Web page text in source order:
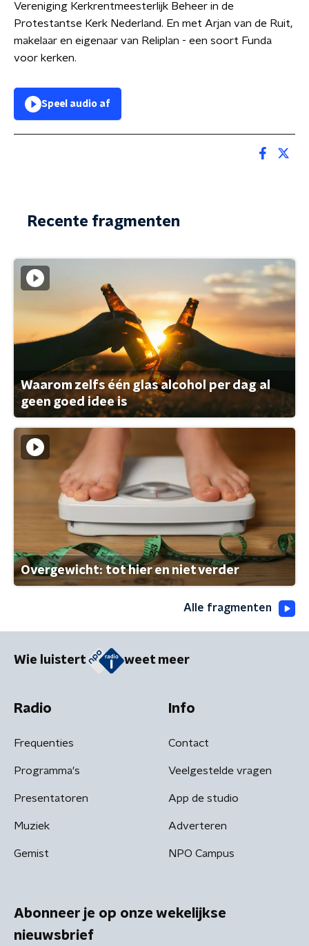
Vereniging Kerkrentmeesterlijk Beheer in de
Protestantse Kerk Nederland. En met Arjan van de Ruit,
makelaar en eigenaar van Reliplan - een soort Funda
voor kerken.
Speel audio af
Recente fragmenten
Waarom zelfs één glas alcohol per dag al
geen goed idee is
Overgewicht: tot hier en niet verder
Alle fragmenten
Wie luistert weet meer
Radio
Frequenties
Programma's
Presentatoren
Muziek
Gemist
Info
Contact
Veelgestelde vragen
App de studio
Adverteren
NPO Campus
Abonneer je op onze wekelijkse
nieuwsbrief